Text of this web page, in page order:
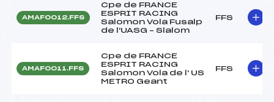
AMAF0012.FFS
Cpe de FRANCE
ESPRIT RACING
Salomon Vola Fusalp
de l'UASG – Slalom
FFS
AMAF0011.FFS
Cpe de FRANCE
ESPRIT RACING
Salomon Vola de l' US
METRO Geant
FFS